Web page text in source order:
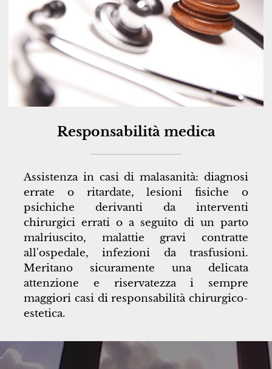
Responsabilità medica
Assistenza in casi di malasanità: diagnosi
errate o ritardate, lesioni fisiche o
psichiche derivanti da interventi
chirurgici errati o a seguito di un parto
malriuscito, malattie gravi contratte
all'ospedale, infezioni da trasfusioni.
Meritano sicuramente una delicata
attenzione e riservatezza i sempre
maggiori casi di responsabilità chirurgico-
estetica.